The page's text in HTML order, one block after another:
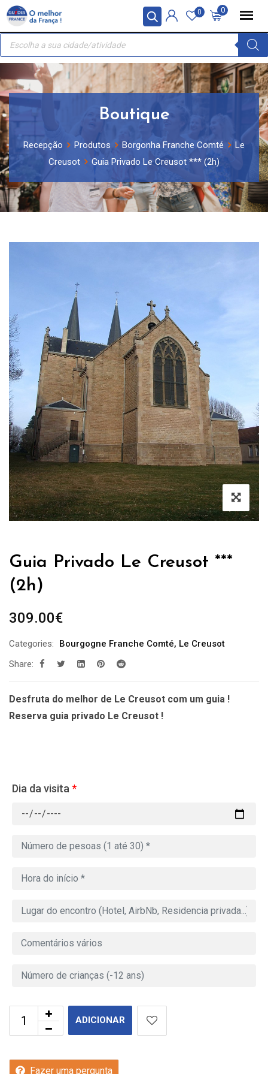
Painel de Gerenciamento de Cookies
Skip
content
0
0
Recherche
produits
Boutique
Recepção Produtos Borgonha Franche Comté
Le
Creusot
Guia Privado Le Creusot *** (2h)
Guia Privado Le Creusot ***
(2h)
309.00€
Categories: Bourgogne Franche Comté, Le Creusot
Share:
Desfruta do melhor de Le Creusot com um guia !
Reserva guia privado Le Creusot !
Dia da visita *
ADICIONAR
Fazer uma pergunta